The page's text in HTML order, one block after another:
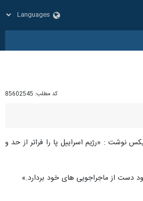
کد مطلب: 85602545
نوشت : «رژیم اسراییل پا را فراتر از حد و
دست از ماجراجویی های خود بردارد.»